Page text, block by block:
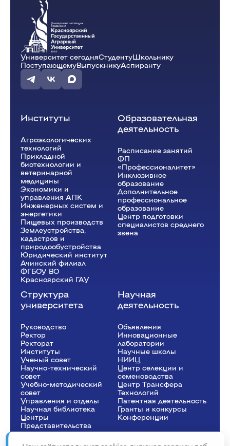
Университет сегодняСтудентуШкольнику
ПоступающемуВыпускникуАспиранту
Институты
Агроэкологических
технологий
Прикладной
биотехнологии и
ветеринарной
медицины
Экономики и
управления АПК
Инженерных систем и
энергетики
Пищевых производств
Землеустройства,
кадастров и
природообустройства
Юридический институт
Ачинский филиал
ФГБОУ ВО
Красноярский ГАУ
Образовательная
деятельность
Расписание занятий
ФП
«Профессионалитет»
Инклюзивное
образование
Дополнительное
профессиональное
образование
Центр подготовки
специалистов среднего
звена
Структура
университета
Руководство
Ректор
Рeкторат
Институты
Ученый совет
Научно-технический
совет
Учебно-методический
совет
Управления и отделы
Научная библиотека
Центры
Представительства
Научная
деятельность
Объявления
Инновационные
лаборатории
Научные школы
НИИЦ
Центр селекции и
семеноводства
Центр Трансфера
Технологий
Патентная деятельность
Гранты и конкурсы
Конференции